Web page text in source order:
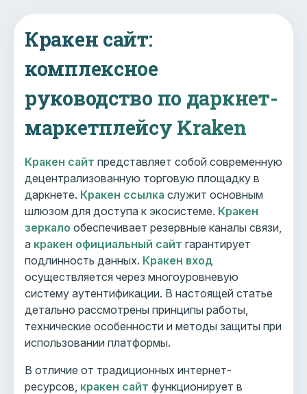
Кракен сайт:
комплексное
руководство по даркнет-
маркетплейсу Kraken
Кракен сайт представляет собой современную
децентрализованную торговую площадку в
даркнете. Кракен ссылка служит основным
шлюзом для доступа к экосистеме. Кракен
зеркало обеспечивает резервные каналы связи,
а кракен официальный сайт гарантирует
подлинность данных. Кракен вход
осуществляется через многоуровневую
систему аутентификации. В настоящей статье
детально рассмотрены принципы работы,
технические особенности и методы защиты при
использовании платформы.
В отличие от традиционных интернет-
ресурсов, кракен сайт функционирует в